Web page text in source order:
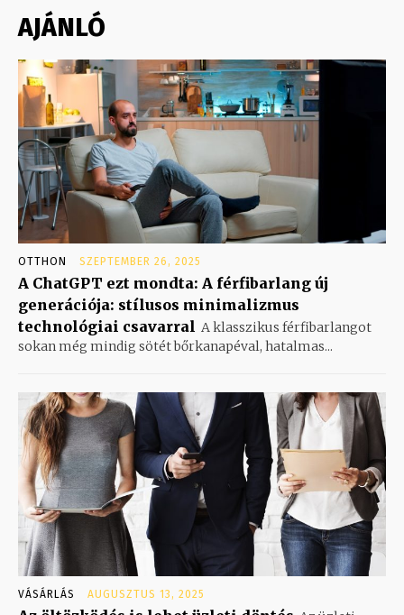
AJÁNLÓ
OTTHON SZEPTEMBER 26, 2025
A ChatGPT ezt mondta: A férfibarlang új
generációja: stílusos minimalizmus
technológiai csavarral A klasszikus férfibarlangot
sokan még mindig sötét bőrkanapéval, hatalmas...
VÁSÁRLÁS AUGUSZTUS 13, 2025